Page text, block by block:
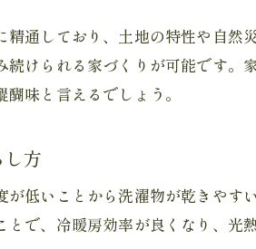
一人暮らしやシニアの山
山梨移住で一人暮らし
自然豊かな山梨県で
気候や生活コストを
通しており、土地の特性や自
けられる家づくりが可能です
味と言えるでしょう。
方
低いことから洗濯物が乾きや
で、冷暖房効率が良くなり、光